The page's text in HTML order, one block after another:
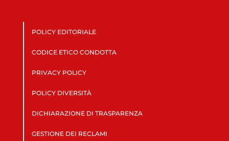
POLICY EDITORIALE
CODICE ETICO CONDOTTA
PRIVACY POLICY
POLICY DIVERSITÀ
DICHIARAZIONE DI TRASPARENZA
GESTIONE DEI RECLAMI